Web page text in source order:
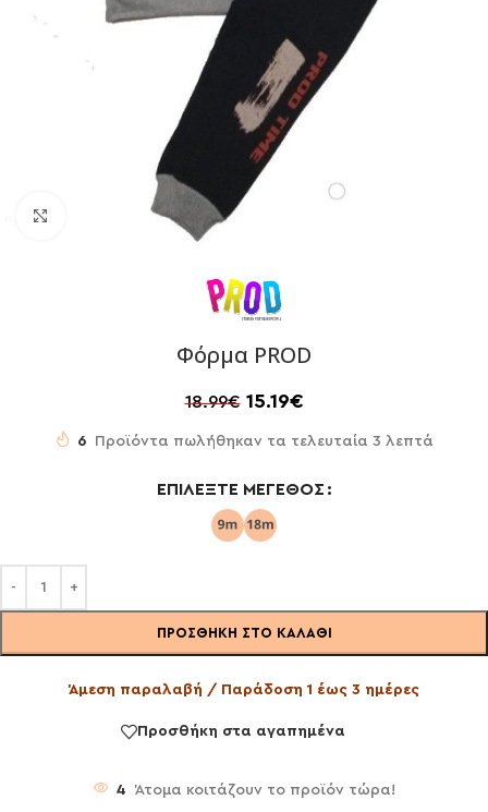
Click to enlarge
Φόρμα PROD
18.99€ 15.19€
6 Προϊόντα πωλήθηκαν τα τελευταία 3 λεπτά
ΕΠΙΛΈΞΤΕ ΜΈΓΕΘΟΣ
ΠΡΟΣΘΉΚΗ ΣΤΟ ΚΑΛΆΘΙ
Άμεση παραλαβή / Παράδοση 1 έως 3 ημέρες
Προσθήκη στα αγαπημένα
4 Άτομα κοιτάζουν το προϊόν τώρα!